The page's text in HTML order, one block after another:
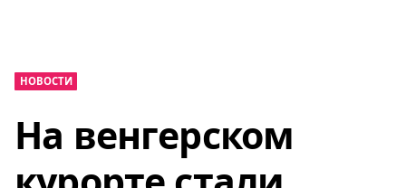
НОВОСТИ
На венгерском